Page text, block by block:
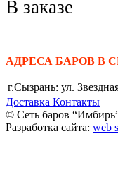
В заказе
АДРЕСА БАРОВ В
г.Сызрань: ул.
Доставка Контакты
© Сеть баров
Разработка сайта: web